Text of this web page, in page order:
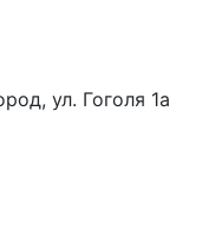
ул. Гоголя 1а